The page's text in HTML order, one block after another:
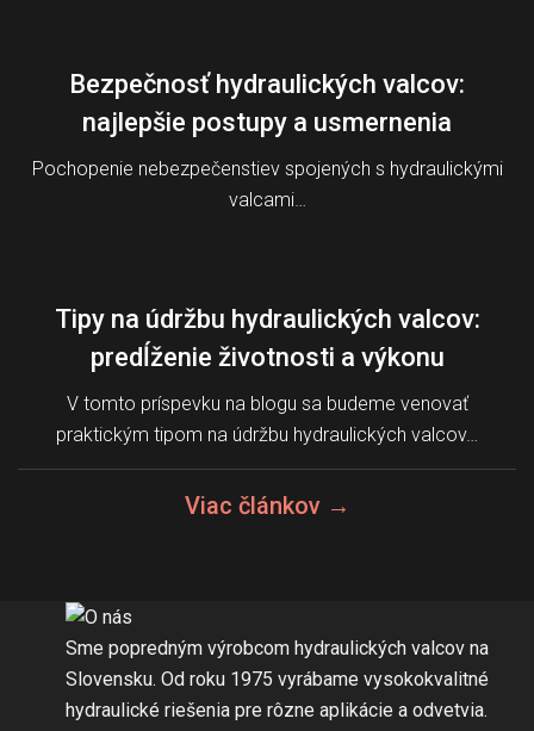
Bezpečnosť hydraulických valcov:
najlepšie postupy a usmernenia
Pochopenie nebezpečenstiev spojených s hydraulickými
valcami…
Tipy na údržbu hydraulických valcov:
predĺženie životnosti a výkonu
V tomto príspevku na blogu sa budeme venovať
praktickým tipom na údržbu hydraulických valcov…
Viac článkov →
Sme popredným výrobcom hydraulických valcov na
Slovensku. Od roku 1975 vyrábame vysokokvalitné
hydraulické riešenia pre rôzne aplikácie a odvetvia.